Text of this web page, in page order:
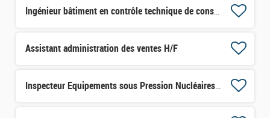
Ingénieur bâtiment en contrôle technique de construction H/F
Assistant administration des ventes H/F
Inspecteur Equipements sous Pression Nucléaires H/F